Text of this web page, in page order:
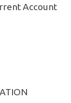
Account